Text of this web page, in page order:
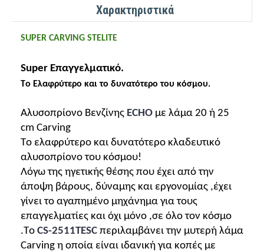
Χαρακτηριστικά
SUPER CARVING STELITE
Super Επαγγελματικό.
To Eλαφρύτερο και το δυνατότερο του κόσμου.
Αλυσοπρίονο Βενζίνης ECHO με λάμα 20 ή 25
cm Carving
Το ελαφρύτερο και δυνατότερο κλαδευτικό
αλυσοπρίονο του κόσμου!
Λόγω της ηγετικής θέσης που έχει από την
άποψη βάρους, δύναμης και εργονομίας ,έχει
γίνει το αγαπημένο μηχάνημα για τους
επαγγελματίες και όχι μόνο ,σε όλο τον κόσμο
.Το CS-2511TESC περιλαμβάνει την μυτερή λάμα
Carving η οποία είναι ιδανική για κοπές με